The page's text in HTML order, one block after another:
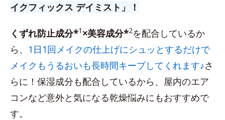
イクフィックス デイミスト」！
くずれ防止成分*1 ×美容成分*2を配合しているか
ら、 1日1回メイクの仕上げにシュッとするだけで
メイクもうるおいも長時間キープしてくれます♪さ
らに！保湿成分も配合しているから、屋内のエア
コンなど意外と気になる乾燥悩みにもおすすめで
す。